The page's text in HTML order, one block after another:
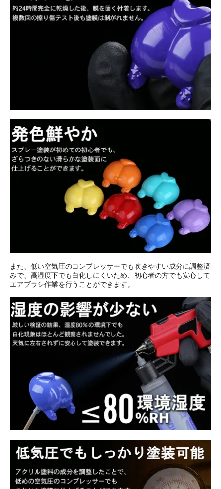
また、低い空気圧のコンプレッサーでも吹きやすい成分に調整済
みで、高湿度下でも白化しにくいため、初心者の方でも安心して
エアブラシ作業を行うことができます。